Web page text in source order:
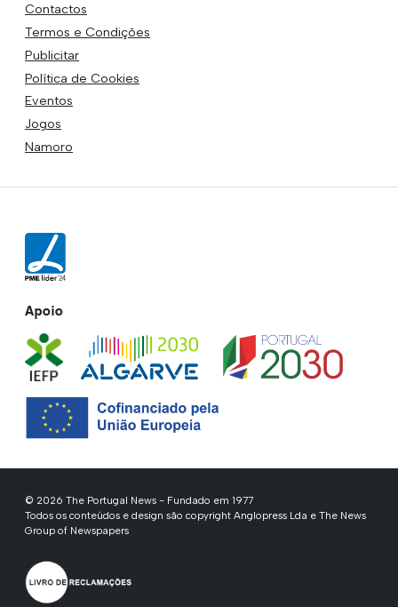
Contactos
Termos e Condições
Publicitar
Política de Cookies
Eventos
Jogos
Namoro
Apoio
© 2026 The Portugal News - Fundado em 1977
Todos os conteúdos e design são copyright Anglopress Lda e The News
Group of Newspapers